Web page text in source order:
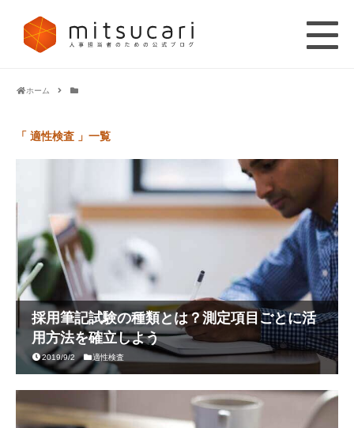
ホーム
「 適性検査 」一覧
採用筆記試験の種類とは？測定項目ごとに活
用方法を確立しよう
2019/9/2 適性検査